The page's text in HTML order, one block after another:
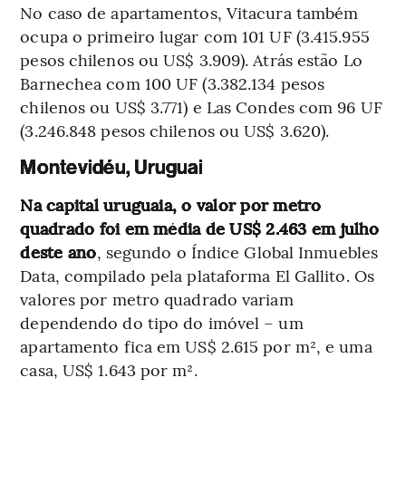
No caso de apartamentos, Vitacura também
ocupa o primeiro lugar com 101 UF (3.415.955
pesos chilenos ou US$ 3.909). Atrás estão Lo
Barnechea com 100 UF (3.382.134 pesos
chilenos ou US$ 3.771) e Las Condes com 96 UF
(3.246.848 pesos chilenos ou US$ 3.620).
Montevidéu, Uruguai
Na capital uruguaia, o valor por metro
quadrado foi em média de US$ 2.463 em julho
deste ano, segundo o Índice Global Inmuebles
Data, compilado pela plataforma El Gallito. Os
valores por metro quadrado variam
dependendo do tipo do imóvel – um
apartamento fica em US$ 2.615 por m², e uma
casa, US$ 1.643 por m².